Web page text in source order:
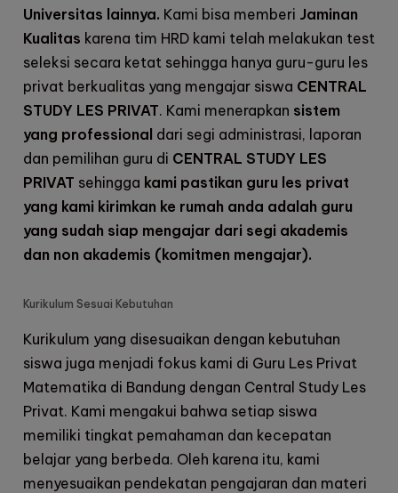
Universitas lainnya. Kami bisa memberi Jaminan
Kualitas karena tim HRD kami telah melakukan test
seleksi secara ketat sehingga hanya guru-guru les
privat berkualitas yang mengajar siswa CENTRAL
STUDY LES PRIVAT. Kami menerapkan sistem
yang professional dari segi administrasi, laporan
dan pemilihan guru di CENTRAL STUDY LES
PRIVAT sehingga kami pastikan guru les privat
yang kami kirimkan ke rumah anda adalah guru
yang sudah siap mengajar dari segi akademis
dan non akademis (komitmen mengajar).
Kurikulum Sesuai Kebutuhan
Kurikulum yang disesuaikan dengan kebutuhan
siswa juga menjadi fokus kami di Guru Les Privat
Matematika di Bandung dengan Central Study Les
Privat. Kami mengakui bahwa setiap siswa
memiliki tingkat pemahaman dan kecepatan
belajar yang berbeda. Oleh karena itu, kami
menyesuaikan pendekatan pengajaran dan materi